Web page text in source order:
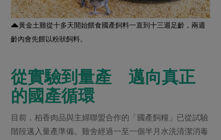
黃金土雞從十多天開始餵食國產飼料一直到十三週足齡，兩週
齡內會先餵以粉狀飼料。
從實驗到量產 邁向真正
的國產循環
目前，柏香肉品與主婦聯盟合作的「國產飼糧」已從試驗
階段邁入量產準備。雞舍經過一至一個半月水洗清潔消毒